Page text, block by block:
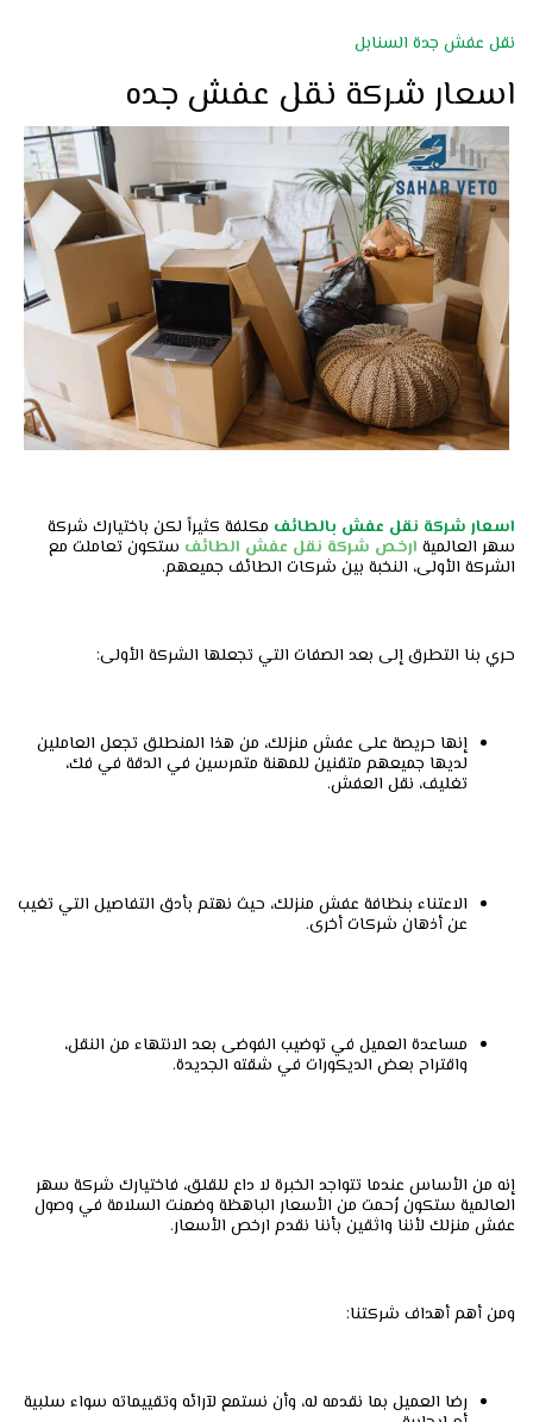
نقل عفش جدة السنابل
اسعار شركة نقل عفش جده
اسعار شركة نقل عفش بالطائف مكلفة كثيراً لكن باختيارك شركة
سهر العالمية ارخص شركة نقل عفش الطائف ستكون تعاملت مع
الشركة الأولى، النخبة بين شركات الطائف جميعهم.
حري بنا التطرق إلى بعد الصفات التي تجعلها الشركة الأولى:
إنها حريصة على عفش منزلك، من هذا المنطلق تجعل العاملين
لديها جميعهم متقنين للمهنة متمرسين في الدقة في فك،
تغليف، نقل العفش.
الاعتناء بنظافة عفش منزلك، حيث نهتم بأدق التفاصيل التي تغيب
عن أذهان شركات أخرى.
مساعدة العميل في توضيب الفوضى بعد الانتهاء من النقل،
واقتراح بعض الديكورات في شقته الجديدة.
إنه من الأساس عندما تتواجد الخبرة لا داع للقلق، فاختيارك شركة سهر
العالمية ستكون رُحمت من الأسعار الباهظة وضمنت السلامة في وصول
عفش منزلك لأننا واثقين بأننا نقدم ارخص الأسعار.
ومن أهم أهداف شركتنا:
رضا العميل بما نقدمه له، وأن نستمع لآرائه وتقييماته سواء سلبية